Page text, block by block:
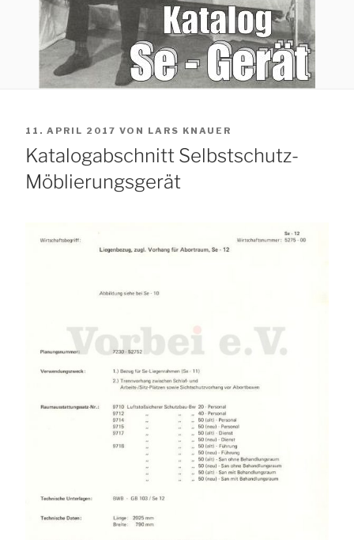
VERÖFFENTLICHT
AM
11. APRIL 2017 VON LARS KNAUER
Katalogabschnitt Selbstschutz-
Möblierungsgerät